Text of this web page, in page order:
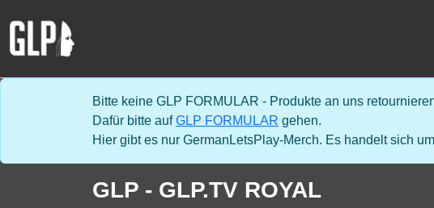
Bitte keine GLP FORMULAR - Produkte an uns
Dafür bitte aufGLP FORMULAR gehen.
Hier gibt es nur GermanLetsPlay-Merch. Es handelt sich
GLP - GLP.TV ROYAL